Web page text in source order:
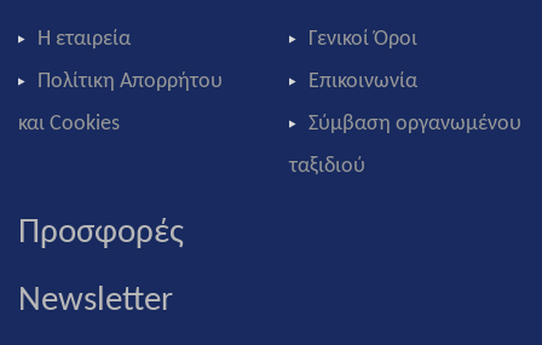
Η εταιρεία Γενικοί Όροι
Πολίτικη Απορρήτου
και Cookies
Επικοινωνία
Σύμβαση οργανωμένου
ταξιδιού
Προσφορές
Newsletter